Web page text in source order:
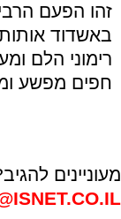
זהו הפעם
באשדוד
רימוני הלם
חפים מפשע
מעוניינים